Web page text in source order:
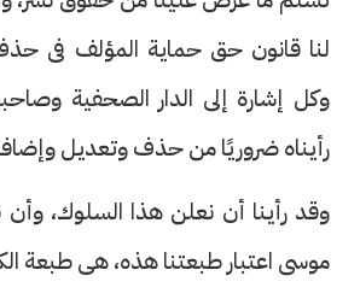
لنا قانون حق حماية المؤلف فى
وكل إشارة إلى الدار الصحفية
رأيناه ضروريًا من حذف وتعديل
وقد رأينا أن نعلن هذا السلوك، وأن
موسى اعتبار طبعتنا هذه، هى طبعة